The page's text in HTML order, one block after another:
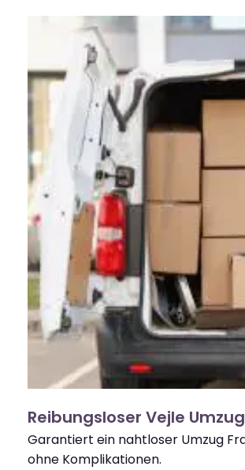
Reibungsloser Vejle Umzug
Garantiert ein nahtloser Umzug
ohne Komplikationen.